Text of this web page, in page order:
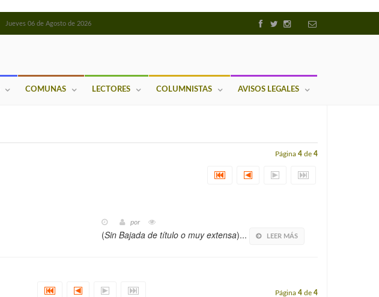
Jueves 06 de Agosto de 2026
COMUNAS LECTORES COLUMNISTAS AVISOS LEGALES
Página 4 de 4
por
(Sin Bajada de título o muy extensa)... LEER MÁS
Página 4 de 4